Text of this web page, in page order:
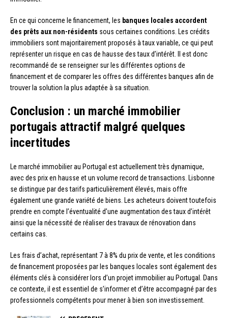
En ce qui concerne le financement, les banques locales accordent
des prêts aux non-résidents sous certaines conditions. Les crédits
immobiliers sont majoritairement proposés à taux variable, ce qui peut
représenter un risque en cas de hausse des taux d’intérêt. Il est donc
recommandé de se renseigner sur les différentes options de
financement et de comparer les offres des différentes banques afin de
trouver la solution la plus adaptée à sa situation.
Conclusion : un marché immobilier
portugais attractif malgré quelques
incertitudes
Le marché immobilier au Portugal est actuellement très dynamique,
avec des prix en hausse et un volume record de transactions. Lisbonne
se distingue par des tarifs particulièrement élevés, mais offre
également une grande variété de biens. Les acheteurs doivent toutefois
prendre en compte l’éventualité d’une augmentation des taux d’intérêt
ainsi que la nécessité de réaliser des travaux de rénovation dans
certains cas.
Les frais d’achat, représentant 7 à 8% du prix de vente, et les conditions
de financement proposées par les banques locales sont également des
éléments clés à considérer lors d’un projet immobilier au Portugal. Dans
ce contexte, il est essentiel de s’informer et d’être accompagné par des
professionnels compétents pour mener à bien son investissement.